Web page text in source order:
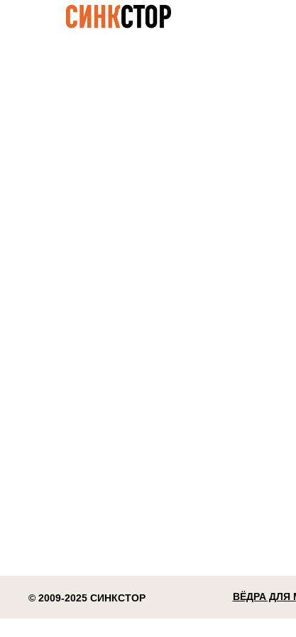
© 2009-2025 СИНКСТОР ВЁДРА ДЛЯ